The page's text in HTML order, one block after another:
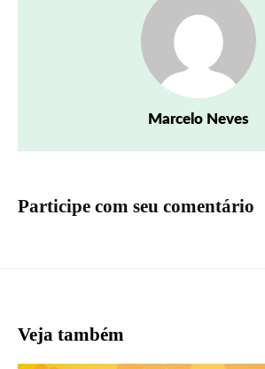
Marcelo Neves
Participe com seu comentário
Veja também